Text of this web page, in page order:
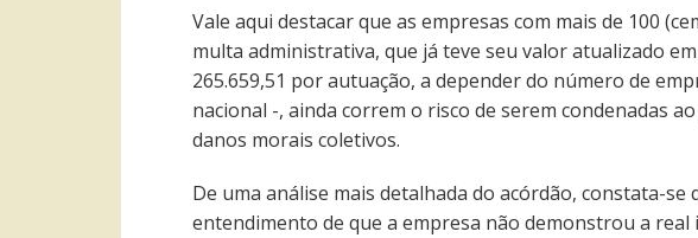
Vale aqui destacar que as empresas com mais de 100
multa administrativa, que já teve seu valor atualizado
265.659,51 por autuação, a depender do número de
nacional -, ainda correm o risco de serem condenadas
danos morais coletivos.
De uma análise mais detalhada do acórdão, constata-se
entendimento de que a empresa não demonstrou a real